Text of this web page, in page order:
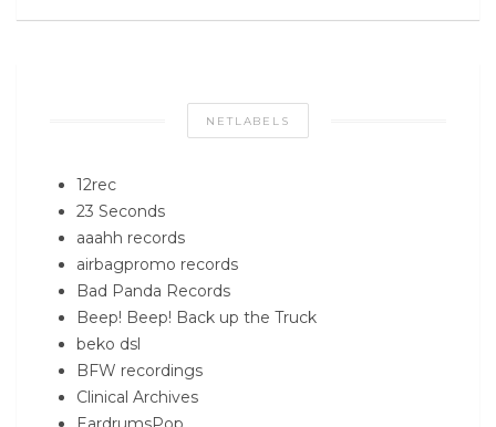
NETLABELS
12rec
23 Seconds
aaahh records
airbagpromo records
Bad Panda Records
Beep! Beep! Back up the Truck
beko dsl
BFW recordings
Clinical Archives